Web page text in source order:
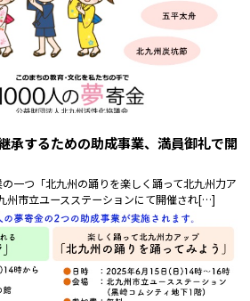
承するための助成事業、満員御礼で開
一つ「北九州の踊りを楽しく踊って北九州力ア
州市立ユースステーションにて開催され[…]